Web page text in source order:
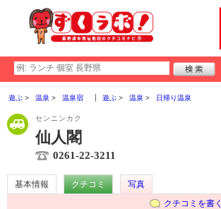
遊ぶ 温泉 温泉宿 遊ぶ 温泉 日帰り温泉
センニンカク
仙人閣
0261-22-3211
基本情報 クチコミ
写真
クチコミを書く